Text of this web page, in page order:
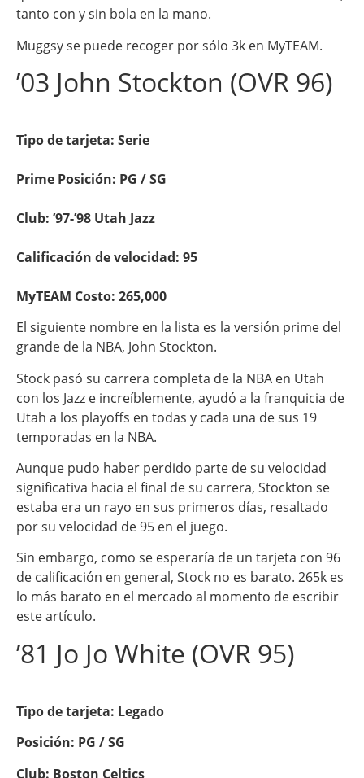
tanto con y sin bola en la mano.
Muggsy se puede recoger por sólo 3k en MyTEAM.
’03 John Stockton (OVR 96)
Tipo de tarjeta: Serie
Prime Posición: PG / SG
Club: ’97-’98 Utah Jazz
Calificación de velocidad: 95
MyTEAM Costo: 265,000
El siguiente nombre en la lista es la versión prime del
grande de la NBA, John Stockton.
Stock pasó su carrera completa de la NBA en Utah
con los Jazz e increíblemente, ayudó a la franquicia de
Utah a los playoffs en todas y cada una de sus 19
temporadas en la NBA.
Aunque pudo haber perdido parte de su velocidad
significativa hacia el final de su carrera, Stockton se
estaba era un rayo en sus primeros días, resaltado
por su velocidad de 95 en el juego.
Sin embargo, como se esperaría de un tarjeta con 96
de calificación en general, Stock no es barato. 265k es
lo más barato en el mercado al momento de escribir
este artículo.
’81 Jo Jo White (OVR 95)
Tipo de tarjeta: Legado
Posición: PG / SG
Club: Boston Celtics